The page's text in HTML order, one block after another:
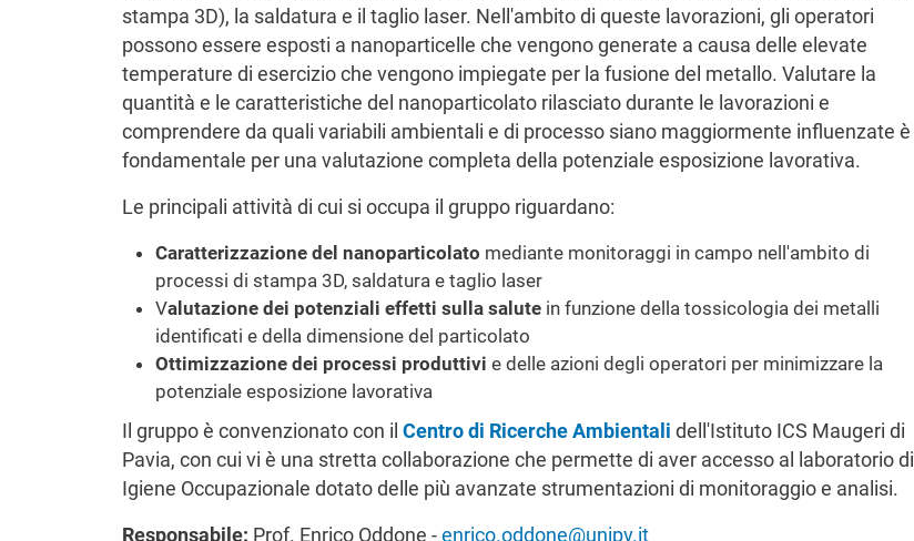
stampa 3D), la saldatura e il taglio laser. Nell'ambito di queste lavorazioni, gli operatori
possono essere esposti a nanoparticelle che vengono generate a causa delle elevate
temperature di esercizio che vengono impiegate per la fusione del metallo. Valutare la
quantità e le caratteristiche del nanoparticolato rilasciato durante le lavorazioni e
comprendere da quali variabili ambientali e di processo siano maggiormente influenzate è
fondamentale per una valutazione completa della potenziale esposizione lavorativa.
Le principali attività di cui si occupa il gruppo riguardano:
Caratterizzazione del nanoparticolato mediante monitoraggi in campo nell'ambito di
processi di stampa 3D, saldatura e taglio laser
Valutazione dei potenziali effetti sulla salutein funzione della tossicologia dei metalli
identificati e della dimensione del particolato
Ottimizzazione dei processi produttivi e delle azioni degli operatori per minimizzare la
potenziale esposizione lavorativa
Il gruppo è convenzionato con il Centro di Ricerche Ambientali dell'Istituto ICS Maugeri di
Pavia, con cui vi è una stretta collaborazione che permette di aver accesso al laboratorio di
Igiene Occupazionale dotato delle più avanzate strumentazioni di monitoraggio e analisi.
Responsabile: Prof. Enrico Oddone -enrico.oddone@unipv.it